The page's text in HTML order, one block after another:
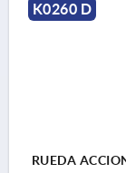
K0260 D
RUEDA